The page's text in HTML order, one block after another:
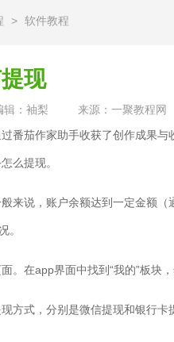
> 软件教程
现
辑：袖梨
来源：一聚教程网
番茄作家助手收获了创作成果与
么提现。
来说，账户余额达到一定金额
。
。在app界面中找到“我的”板块，
方式，分别是微信提现和银行卡